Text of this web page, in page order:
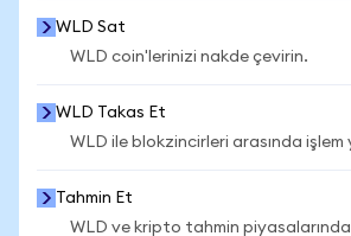
WLD Sat
WLD coin'lerinizi nakde çevirin.
WLD Takas Et
WLD ile blokzincirleri arasında işlem
Tahmin Et
WLD ve kripto tahmin piyasalarında